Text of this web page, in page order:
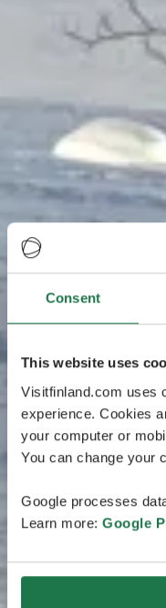
Consent
This website uses
Visitfinland.com uses
experience. Cookies
your computer or
You can change your
Google processes
Learn more: Google